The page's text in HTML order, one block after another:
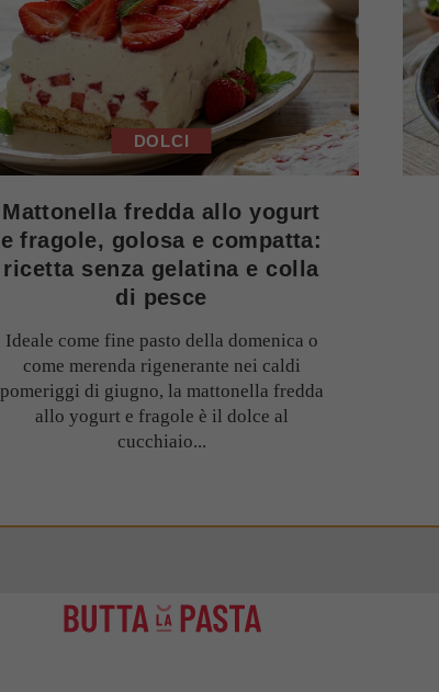
DOLCI
Mattonella fredda allo yogurt
e fragole, golosa e compatta:
ricetta senza gelatina e colla
di pesce
Ideale come fine pasto della domenica o
come merenda rigenerante nei caldi
pomeriggi di giugno, la mattonella fredda
allo yogurt e fragole è il dolce al
cucchiaio...